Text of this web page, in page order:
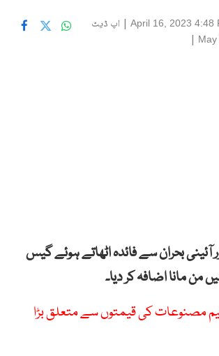
April 16, 2023 4:48
| اپ ڈیٹ
|
آئینی بحران سے فائدہ اٹھاتے ہوئے گیس
من مانا اضافہ کر دیا۔
مصنوعات کی قیمتوں سے متعلق بڑا